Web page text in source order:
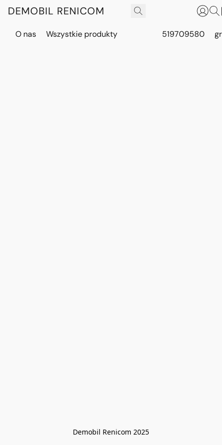
DEMOBIL RENICOM
O nas Wszystkie produkty 519709580
Demobil Renicom 2025